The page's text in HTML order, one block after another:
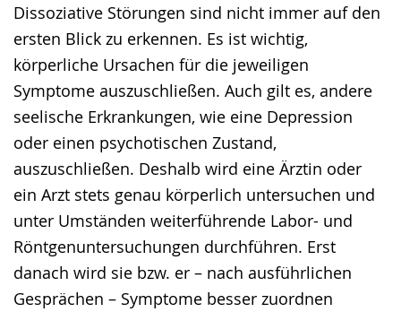
Dissoziative Störungen sind nicht immer auf den
ersten Blick zu erkennen. Es ist wichtig,
körperliche Ursachen für die jeweiligen
Symptome auszuschließen. Auch gilt es, andere
seelische Erkrankungen, wie eine Depression
oder einen psychotischen Zustand,
auszuschließen. Deshalb wird eine Ärztin oder
ein Arzt stets genau körperlich untersuchen und
unter Umständen weiterführende Labor- und
Röntgenuntersuchungen durchführen. Erst
danach wird sie bzw. er – nach ausführlichen
Gesprächen – Symptome besser zuordnen
wird
angezeigt.